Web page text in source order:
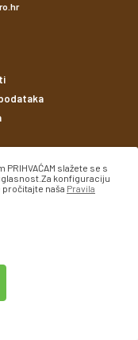
slažete se s
konfiguraciju
pročitajte naša Pravila